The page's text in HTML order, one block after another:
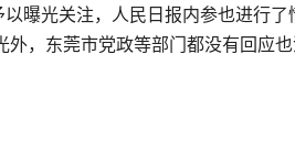
曝光关注，人民日报内参也进行了
，东莞市党政等部门都没有回应